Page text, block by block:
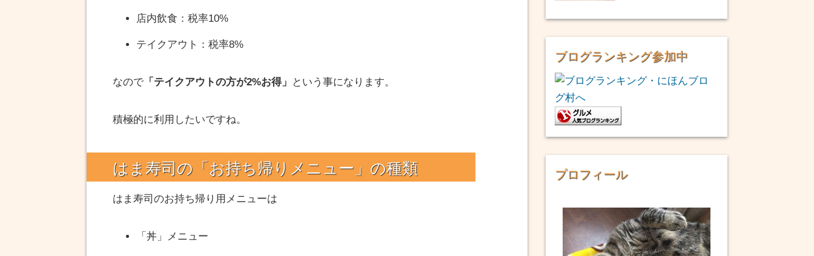
店内飲食：税率10%
テイクアウト：税率8%
なので 「テイクアウトの方が2%お得」 という事になります。
積極的に利用したいですね。
はま寿司の 「お持ち帰りメニュー」の種類
はま寿司のお持ち帰り用メニューは
「丼」メニュー
ブログランキング参加中
プロフィール